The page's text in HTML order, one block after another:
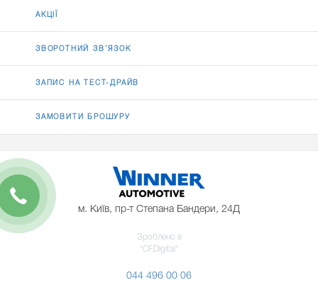
АКЦІЇ
ЗВОРОТНИЙ ЗВ’ЯЗОК
ЗАПИС НА ТЕСТ-ДРАЙВ
ЗАМОВИТИ БРОШУРУ
м. Київ, пр-т Степана Бандери, 24Д
Зроблено в
"CF.Digital"
044 496 00 06